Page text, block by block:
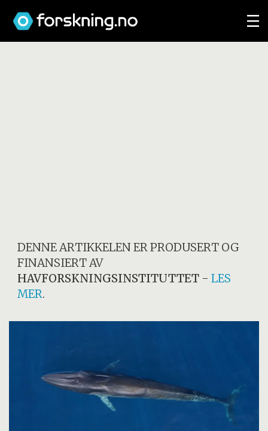
DENNE ARTIKKELEN ER PRODUSERT OG
FINANSIERT AV
HAVFORSKNINGSINSTITUTTET -LES
MER.